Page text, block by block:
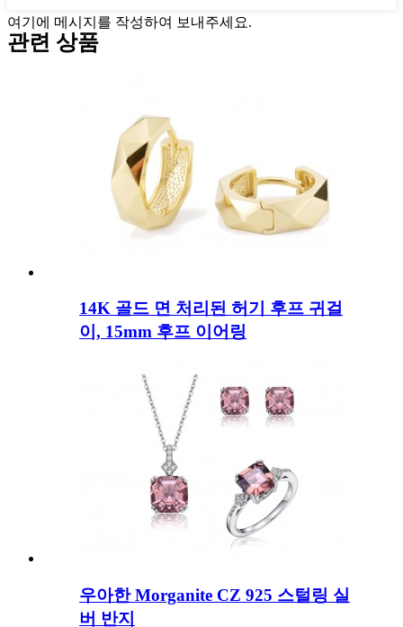
여기에 메시지를 작성하여 보내주세요.
관련 상품
14K 골드 면 처리된 허기 후프 귀걸
이, 15mm 후프 이어링
우아한 Morganite CZ 925 스털링 실
버 반지